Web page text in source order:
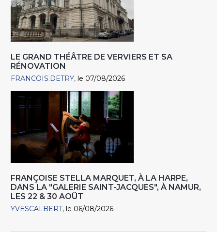
LE GRAND THÉÂTRE DE VERVIERS ET SA
RÉNOVATION
FRANCOIS.DETRY le 07/08/2026
FRANÇOISE STELLA MARQUET, À LA HARPE,
DANS LA "GALERIE SAINT-JACQUES", À NAMUR,
LES 22 & 30 AOÛT
YVESCALBERT le 06/08/2026